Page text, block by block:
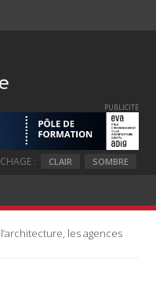
PUBLICITE
: CLAIR SOMBRE
les agences